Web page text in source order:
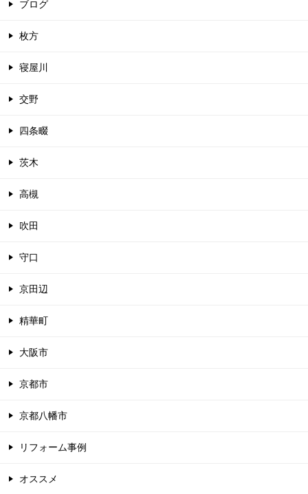
ブログ
枚方
寝屋川
交野
四条畷
茨木
高槻
吹田
守口
京田辺
精華町
大阪市
京都市
京都八幡市
リフォーム事例
オススメ